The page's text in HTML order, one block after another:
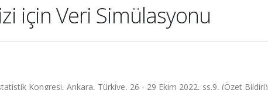
için Veri Simülasyonu
Kongresi, Ankara, Türkiye, 26 - 29 Ekim 2022, ss.9, (Özet Bildiri)